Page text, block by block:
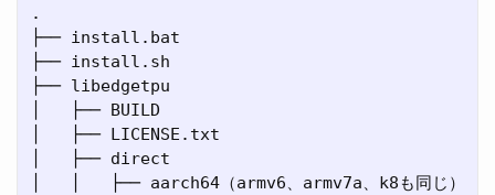
.
├── install.bat
├── install.sh
├── libedgetpu
│   ├── BUILD
│   ├── LICENSE.txt
│   ├── direct
│   │   ├── aarch64（armv6、armv7a、k8も同じ）